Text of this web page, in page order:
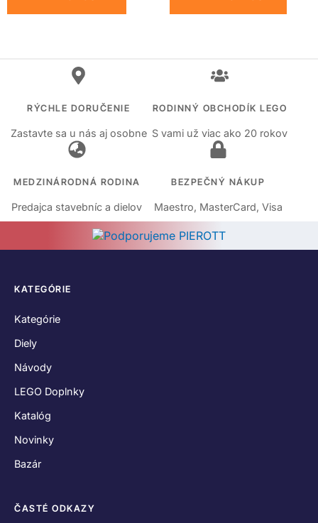
RÝCHLE DORUČENIE
Zastavte sa u nás aj osobne
RODINNÝ OBCHODÍK LEGO
S vami už viac ako 20 rokov
MEDZINÁRODNÁ RODINA
Predajca stavebníc a dielov
BEZPEČNÝ NÁKUP
Maestro, MasterCard, Visa
KATEGÓRIE
Kategórie
Diely
Návody
LEGO Doplnky
Katalóg
Novinky
Bazár
ČASTÉ ODKAZY